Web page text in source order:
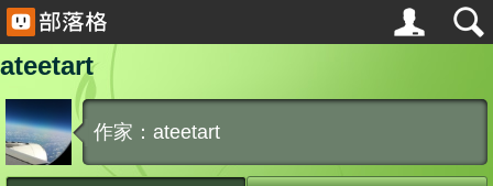
ateetart
作家：ateetart